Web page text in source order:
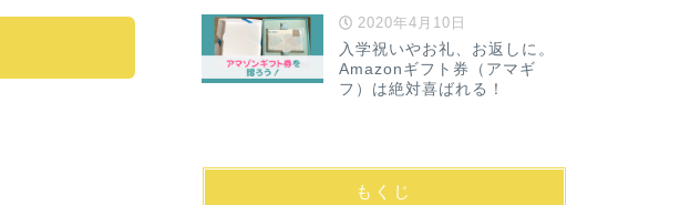
2020年4月10日
入学祝いやお礼、お返しに。
Amazonギフト券（アマギ
フ）は絶対喜ばれる！
もくじ